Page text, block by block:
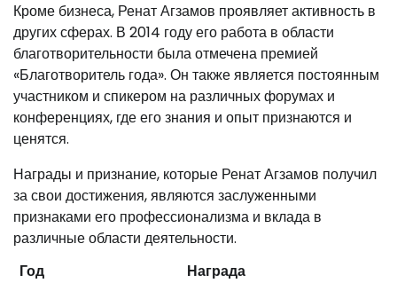
Кроме бизнеса, Ренат Агзамов проявляет активность в
других сферах. В 2014 году его работа в области
благотворительности была отмечена премией
«Благотворитель года». Он также является постоянным
участником и спикером на различных форумах и
конференциях, где его знания и опыт признаются и
ценятся.
Награды и признание, которые Ренат Агзамов получил
за свои достижения, являются заслуженными
признаками его профессионализма и вклада в
различные области деятельности.
Год
Награда